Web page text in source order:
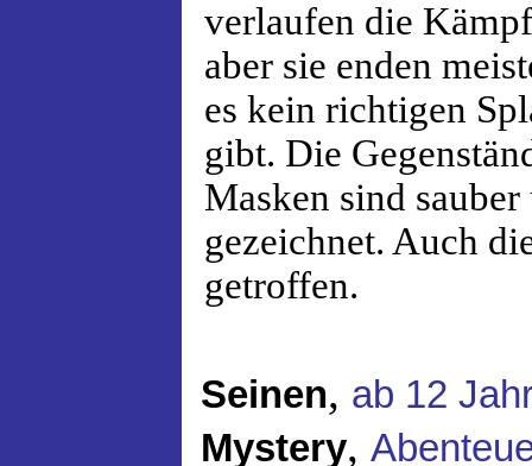
verlaufen die
aber sie enden
es kein richtigen
gibt. Die
Masken sind
gezeichnet. Auch
getroffen.
Seinen, ab 12
Mystery,